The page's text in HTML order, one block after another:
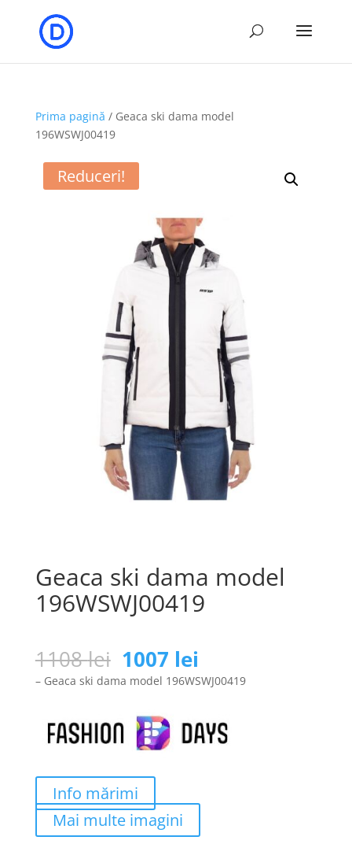
Prima pagină / Geaca ski dama model
196WSWJ00419
Reduceri!
Geaca ski dama model
196WSWJ00419
1108lei Prețul
inițial
a
fost:
1108 lei.
1007 lei
curent
este:
– Geaca ski dama model 196WSWJ00419
Info mărimi
Mai multe imagini